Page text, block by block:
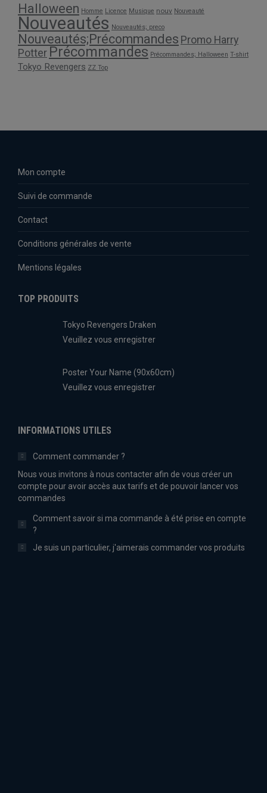
Halloween Homme Licence Musique nouv Nouveauté
Nouveautés Nouveautés; preco
Nouveautés;Précommandes Promo Harry
Potter Précommandes Précommandes; Halloween T-shirt
Tokyo Revengers ZZ Top
Mon compte
Suivi de commande
Contact
Conditions générales de vente
Mentions légales
TOP PRODUITS
Tokyo Revengers Draken
Veuillez vous enregistrer
Poster Your Name (90x60cm)
Veuillez vous enregistrer
INFORMATIONS UTILES
Comment commander ?
Nous vous invitons à nous contacter afin de vous créer un
compte pour avoir accès aux tarifs et de pouvoir lancer vos
commandes
Comment savoir si ma commande à été prise en compte
?
Je suis un particulier, j'aimerais commander vos produits